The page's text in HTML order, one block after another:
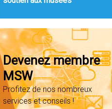
Devenez membre
MSW
Profitez de nos nombreux
services et conseils !